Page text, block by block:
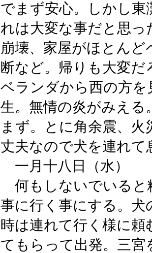
でまず安心。しかし
れは大変な事だと思っ
崩壊、家屋がほとん
断など。帰りも大変
ベランダから西の方
生。無情の炎がみえる
まず。とに角余震、
丈夫なので犬を連れて
一月十八日（水）
何もしないでいると
事に行く事にする。犬
時は連れて行く様に
てもらって出発。三